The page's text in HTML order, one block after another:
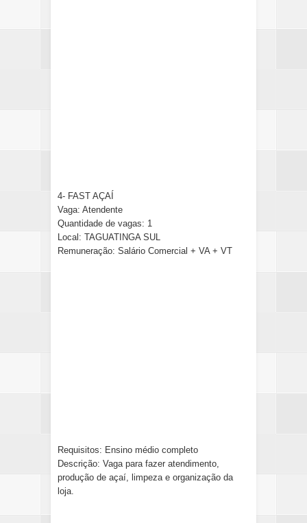
4- FAST AÇAÍ
Vaga: Atendente
Quantidade de vagas: 1
Local: TAGUATINGA SUL
Remuneração: Salário Comercial + VA + VT
Requisitos: Ensino médio completo
Descrição: Vaga para fazer atendimento,
produção de açaí, limpeza e organização da
loja.